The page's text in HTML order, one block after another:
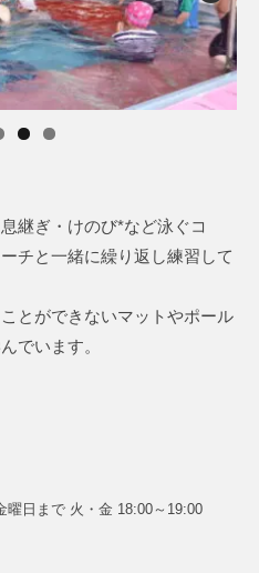
継ぎ・けのび*など泳ぐコ
チと一緒に繰り返し練習して
とができないマットやポール
でいます。
曜日まで 火・金 18:00～19:00